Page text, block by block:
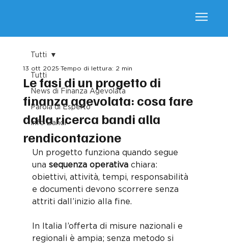
Tutti
News di Finanza Agevolata
Parola di Esperto
Info Bandi
Tutti
Le fasi di un progetto di
finanza agevolata: cosa fare
dalla ricerca bandi alla
rendicontazione
13 ott 2025 Tempo di lettura: 2 min
Un progetto funziona quando segue
una sequenza operativa chiara:
obiettivi, attività, tempi, responsabilità
e documenti devono scorrere senza
attriti dall’inizio alla fine.
In Italia l’offerta di misure nazionali e
regionali è ampia; senza metodo si